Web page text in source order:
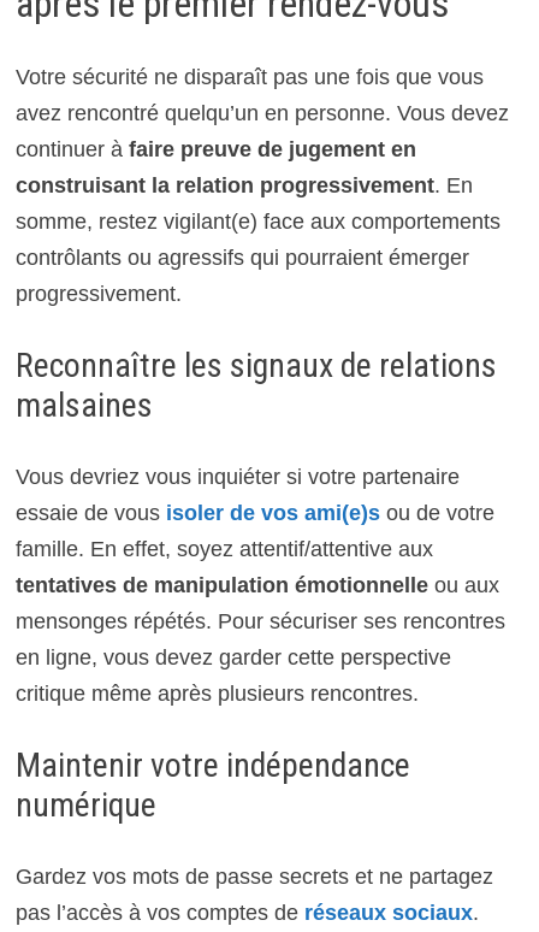
Votre sécurité ne disparaît pas une fois que vous
avez rencontré quelqu’un en personne. Vous devez
continuer à faire preuve de jugement en
construisant la relation progressivement. En
somme, restez vigilant(e) face aux comportements
contrôlants ou agressifs qui pourraient émerger
progressivement.
Reconnaître les signaux de relations
malsaines
Vous devriez vous inquiéter si votre partenaire
essaie de vous isoler de vos ami(e)s ou de votre
famille. En effet, soyez attentif/attentive aux
tentatives de manipulation émotionnelleou aux
mensonges répétés. Pour sécuriser ses rencontres
en ligne, vous devez garder cette perspective
critique même après plusieurs rencontres.
Maintenir votre indépendance
numérique
Gardez vos mots de passe secrets et ne partagez
pas l’accès à vos comptes de réseaux sociaux.